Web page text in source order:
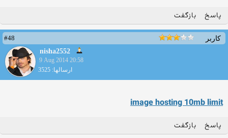
پاسخ بازگفت
کاربر
#48
nisha2552
9 Aug 2014 20:58
ارسالها: 3525
image hosting 10mb limit
پاسخ بازگفت